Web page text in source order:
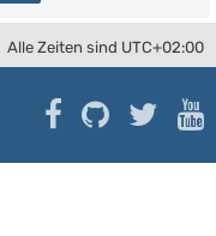
Alle Zeiten sind UTC+02:00